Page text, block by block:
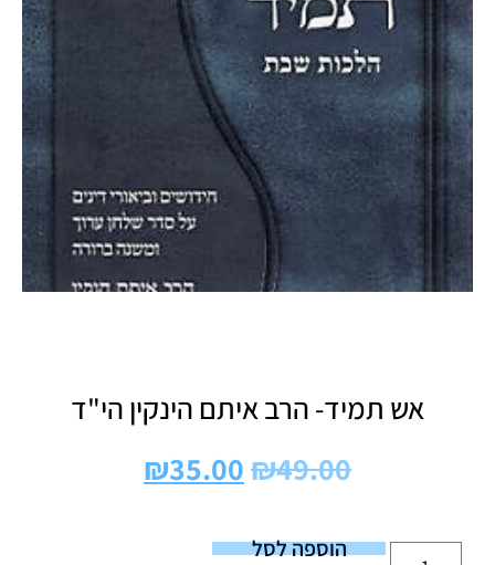
אש תמיד- הרב איתם הינקין הי"ד
₪49.00
₪35.00
הוספה לסל